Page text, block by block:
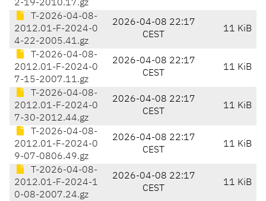
2-19-2010.17.gz
T-2026-04-08-
2012.01-F-2024-0
4-22-2005.41.gz
2026-04-08 22:17
CEST
11 KiB
T-2026-04-08-
2012.01-F-2024-0
7-15-2007.11.gz
2026-04-08 22:17
CEST
11 KiB
T-2026-04-08-
2012.01-F-2024-0
7-30-2012.44.gz
2026-04-08 22:17
CEST
11 KiB
T-2026-04-08-
2012.01-F-2024-0
9-07-0806.49.gz
2026-04-08 22:17
CEST
11 KiB
T-2026-04-08-
2012.01-F-2024-1
0-08-2007.24.gz
2026-04-08 22:17
CEST
11 KiB